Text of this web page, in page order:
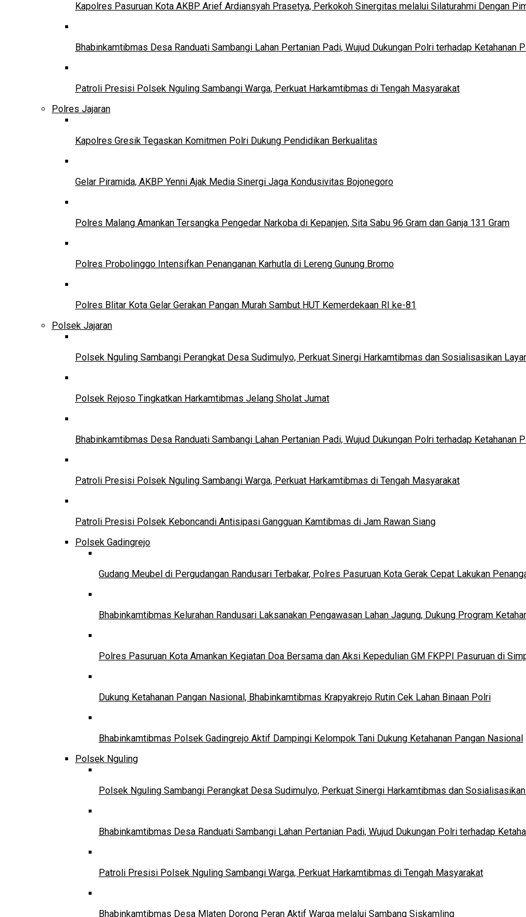
Kapolres Pasuruan Kota AKBP Arief Ardiansyah Prasetya, Perkokoh Sinergitas melalui Silaturahmi Dengan
Bhabinkamtibmas Desa Randuati Sambangi Lahan Pertanian Padi, Wujud Dukungan Polri terhadap Ketahanan
Patroli Presisi Polsek Nguling Sambangi Warga, Perkuat Harkamtibmas di Tengah Masyarakat
Polres Jajaran
Kapolres Gresik Tegaskan Komitmen Polri Dukung Pendidikan Berkualitas
Gelar Piramida, AKBP Yenni Ajak Media Sinergi Jaga Kondusivitas Bojonegoro
Polres Malang Amankan Tersangka Pengedar Narkoba di Kepanjen, Sita Sabu 96 Gram dan Ganja 131 Gram
Polres Probolinggo Intensifkan Penanganan Karhutla di Lereng Gunung Bromo
Polres Blitar Kota Gelar Gerakan Pangan Murah Sambut HUT Kemerdekaan RI ke-81
Polsek Jajaran
Polsek Nguling Sambangi Perangkat Desa Sudimulyo, Perkuat Sinergi Harkamtibmas dan Sosialisasikan
Polsek Rejoso Tingkatkan Harkamtibmas Jelang Sholat Jumat
Bhabinkamtibmas Desa Randuati Sambangi Lahan Pertanian Padi, Wujud Dukungan Polri terhadap Ketahanan
Patroli Presisi Polsek Nguling Sambangi Warga, Perkuat Harkamtibmas di Tengah Masyarakat
Patroli Presisi Polsek Keboncandi Antisipasi Gangguan Kamtibmas di Jam Rawan Siang
Polsek Gadingrejo
Gudang Meubel di Pergudangan Randusari Terbakar, Polres Pasuruan Kota Gerak Cepat Lakukan
Bhabinkamtibmas Kelurahan Randusari Laksanakan Pengawasan Lahan Jagung, Dukung Program
Polres Pasuruan Kota Amankan Kegiatan Doa Bersama dan Aksi Kepedulian GM FKPPI Pasuruan di
Dukung Ketahanan Pangan Nasional, Bhabinkamtibmas Krapyakrejo Rutin Cek Lahan Binaan Polri
Bhabinkamtibmas Polsek Gadingrejo Aktif Dampingi Kelompok Tani Dukung Ketahanan Pangan Nasional
Polsek Nguling
Polsek Nguling Sambangi Perangkat Desa Sudimulyo, Perkuat Sinergi Harkamtibmas dan
Bhabinkamtibmas Desa Randuati Sambangi Lahan Pertanian Padi, Wujud Dukungan Polri terhadap
Patroli Presisi Polsek Nguling Sambangi Warga, Perkuat Harkamtibmas di Tengah Masyarakat
Bhabinkamtibmas Desa Mlaten Dorong Peran Aktif Warga melalui Sambang Siskamling